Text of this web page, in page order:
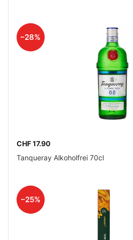
–28%
CHF 17.90
Tanqueray Alkoholfrei 70cl
–25%